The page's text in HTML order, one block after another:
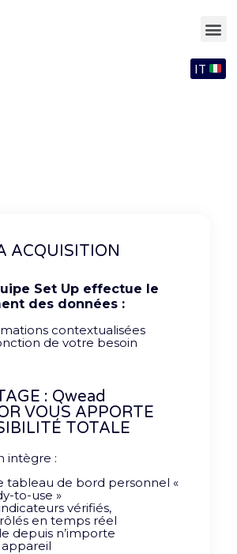
IT
ACQUISITION
Set Up effectue le
des données :
contextualisées
de votre besoin
: Qwead
VOUS APPORTE
TOTALE
intègre :
tableau de bord personnel «
to-use »
vérifiés,
en temps réel
depuis n’importe
appareil